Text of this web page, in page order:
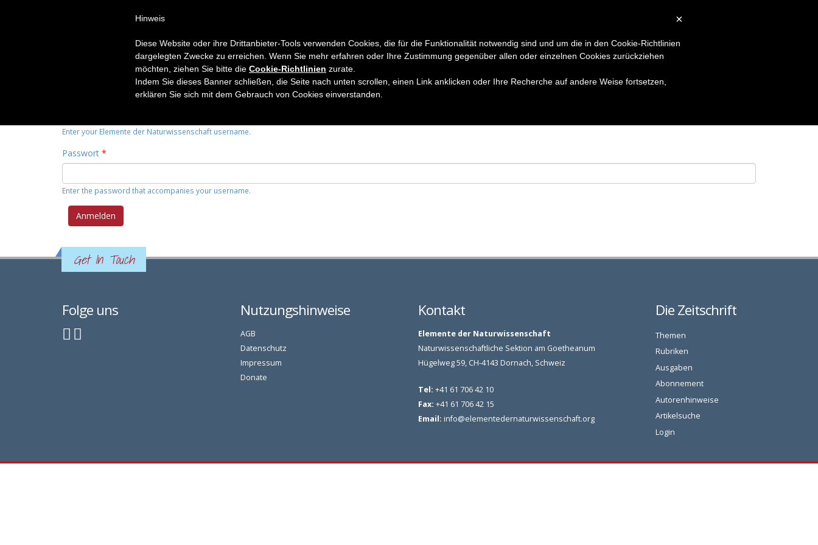
Primary tabs
(activeNeues Passwort anfordern
Enter your Elemente der Naturwissenschaft username.
Passwort *
Enter the password that accompanies your username.
Get In Touch
Folge uns Nutzungshinweise
AGB
Datenschutz
Impressum
Donate
Kontakt
Elemente der Naturwissenschaft
Naturwissenschaftliche Sektion am Goetheanum
Hügelweg 59, CH-4143 Dornach, Schweiz
Tel: +41 61 706 42 10
Fax: +41 61 706 42 15
Email: info@elementedernaturwissenschaft.org
Die Zeitschrift
Themen
Rubriken
Ausgaben
Abonnement
Autorenhinweise
Artikelsuche
Login
×
Hinweis
Diese Website oder ihre Drittanbieter-Tools verwenden Cookies, die für die Funktionalität notwendig sind und um die in den Cookie-Richtlinien
dargelegten Zwecke zu erreichen. Wenn Sie mehr erfahren oder Ihre Zustimmung gegenüber allen oder einzelnen Cookies zurückziehen
möchten, ziehen Sie bitte die Cookie-Richtlinien zurate.
Indem Sie dieses Banner schließen, die Seite nach unten scrollen, einen Link anklicken oder Ihre Recherche auf andere Weise fortsetzen,
erklären Sie sich mit dem Gebrauch von Cookies einverstanden.